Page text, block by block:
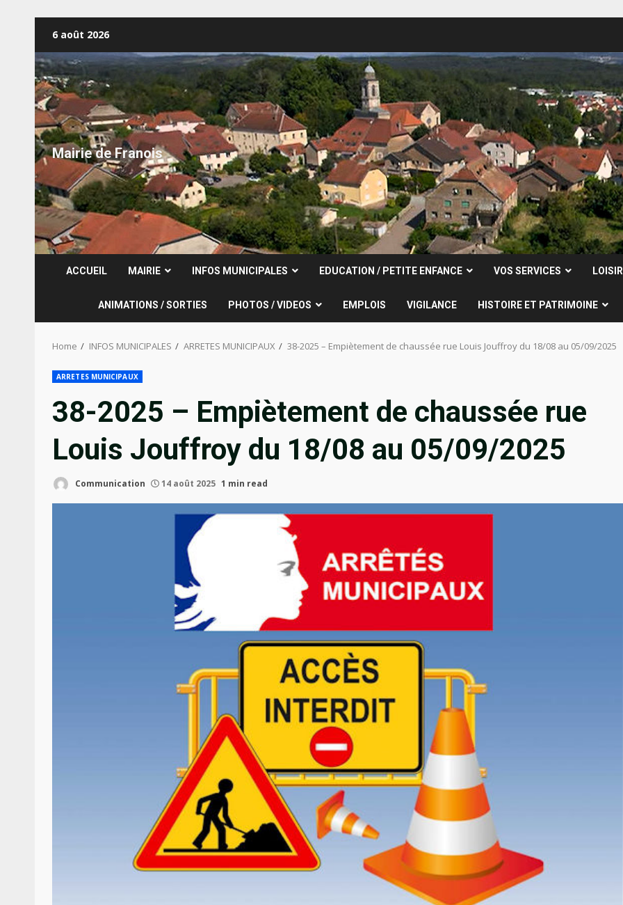
content
6 août 2026
Mairie de Franois
ACCUEIL MAIRIE INFOS MUNICIPALES EDUCATION / PETITE ENFANCE VOS SERVICES
ANIMATIONS / SORTIES PHOTOS / VIDEOS EMPLOIS VIGILANCE HISTOIRE ET PATRIMOINE
Home INFOS MUNICIPALES ARRETES MUNICIPAUX 38-2025 – Empiètement de chaussée rue Louis Jouffroy du 18/08 au 05/09/2025
ARRETES MUNICIPAUX
38-2025 – Empiètement de chaussée rue
Louis Jouffroy du 18/08 au 05/09/2025
Communication 14 août 2025 1 min read